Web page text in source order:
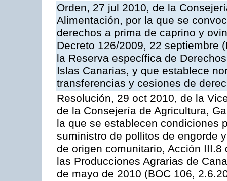
Orden, 27 jul 2010, de la
Alimentación, por la que se
derechos a prima de caprino y
Decreto 126/2009, 22 septiembre
la Reserva específica de
Islas Canarias, y que establece
transferencias y cesiones de
Resolución, 29 oct 2010, de la
de la Consejería de Agricultura,
la que se establecen condiciones
suministro de pollitos de engorde
de origen comunitario, Acción
las Producciones Agrarias de
de mayo de 2010 (BOC 106,